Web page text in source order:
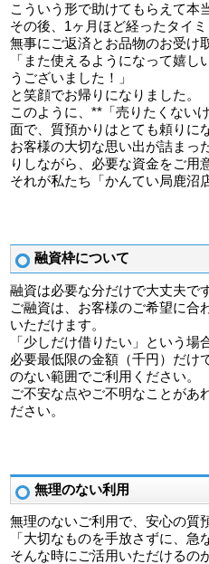
こういう形で助けてもらえて本
その後、1ヶ月ほど経ったタイ
無事にご返済とお品物のお受け
「また使えるようになって嬉
うございました！」
と笑顔でお帰りになりました。
このように、**「売りたくない
面で、質預かりはとても頼りに
お客様の大切な思い出が詰まっ
りしながら、必要な資金をご
それが私たち「かんてい局鹿沼
融資枠について
融資は必要な分だけで大丈夫で
ご融資は、お客様のご希望に合
いただけます。
「少しだけ借りたい」という場
必要最低限の金額（千円）だけ
のない範囲でご利用ください。
ご不安な点やご不明なことがあ
ださい。
無理のない利用
無理のないご利用で、安心の質
「大切なものを手放さずに、急
そんな時にご活用いただけるの